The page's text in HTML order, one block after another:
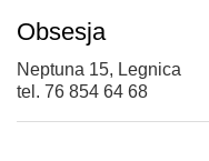
Obsesja
Neptuna 15, Legnica
tel. 76 854 64 68